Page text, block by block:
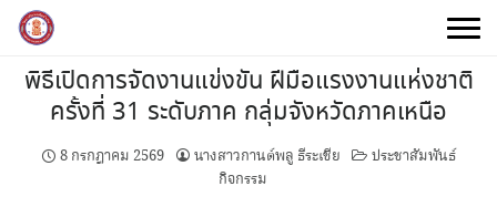
Skip
content
พิธีเปิดการจัดงานแข่งขัน ฝีมือแรงงานแห่งชาติ
ครั้งที่ 31 ระดับภาค กลุ่มจังหวัดภาคเหนือ
8 กรกฎาคม 2569 นางสาวกานต์พลู ธีระเชีย
ประชาสัมพันธ์
กิจกรรม